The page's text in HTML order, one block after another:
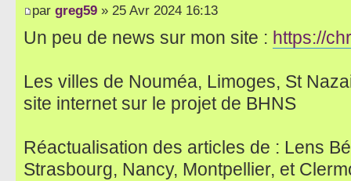
par greg59 » 25 Avr 2024 16:13
Un peu de news sur mon site : https://
Les villes de Nouméa, Limoges, St
site internet sur le projet de BHNS
Réactualisation des articles de : Lens
Strasbourg, Nancy, Montpellier, et